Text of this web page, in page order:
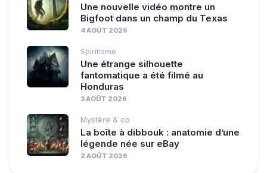
Une nouvelle vidéo montre un
Bigfoot dans un champ du Texas
4 AOÛT 2026
Spiritisme
Une étrange silhouette
fantomatique a été filmé au
Honduras
3 AOÛT 2026
Mystère & co
La boîte à dibbouk : anatomie d’une
légende née sur eBay
2 AOÛT 2026